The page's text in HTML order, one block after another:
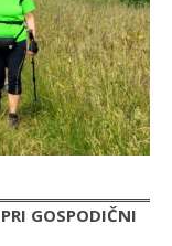
GOSPODIČNI